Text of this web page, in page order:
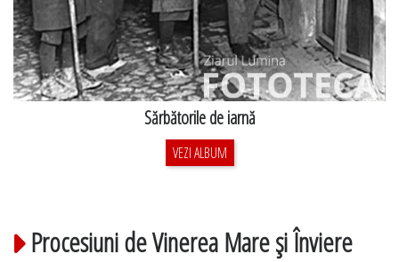
Sărbătorile de iarnă
VEZI ALBUM
Procesiuni de Vinerea Mare şi Înviere